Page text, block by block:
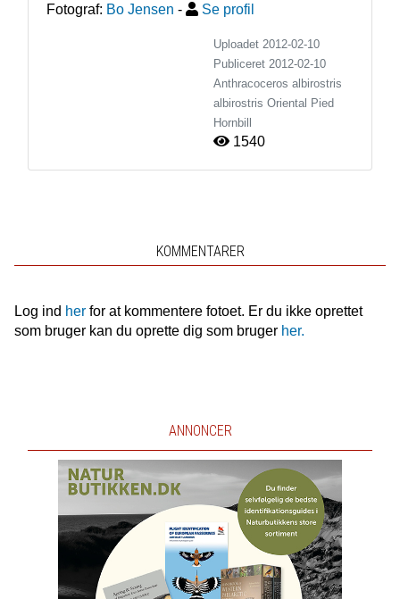
Fotograf: Bo Jensen - Se profil
Uploadet 2012-02-10
Publiceret 2012-02-10
Anthracoceros albirostris
albirostris Oriental Pied
Hornbill
1540
KOMMENTARER
Log ind herfor at kommentere fotoet. Er du ikke oprettet
som bruger kan du oprette dig som bruger her.
ANNONCER